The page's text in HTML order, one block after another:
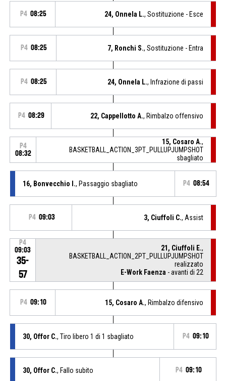
P4 08:25 24, Onnela L., Sostituzione - Esce
P4 08:25 7, Ronchi S., Sostituzione - Entra
P4 08:25 24, Onnela L., Infrazione di passi
P4 08:29 22, Cappellotto A., Rimbalzo offensivo
P4
08:32
15, Cosaro A.,
BASKETBALL_ACTION_3PT_PULLUPJUMPSHOT
sbagliato
16, Bonvecchio I., Passaggio sbagliato P4 08:54
P4 09:03 3, Ciuffoli C., Assist
P4
09:03
35-
57
21, Ciuffoli E.,
BASKETBALL_ACTION_2PT_PULLUPJUMPSHOT
realizzato
E-Work Faenza - avanti di 22
P4 09:10 15, Cosaro A., Rimbalzo difensivo
30, Offor C., Tiro libero 1 di 1 sbagliato P4 09:10
30, Offor C., Fallo subito P4 09:10